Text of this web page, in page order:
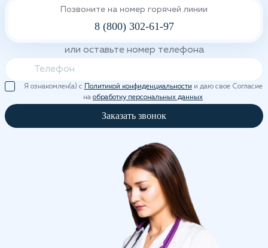
Позвоните на номер горячей линии
8 (800) 302-61-97
или оставьте номер телефона
Я ознакомлен(а) с Политикой конфиденциальности и даю свое Согласие
на обработку персональных данных
Заказать звонок